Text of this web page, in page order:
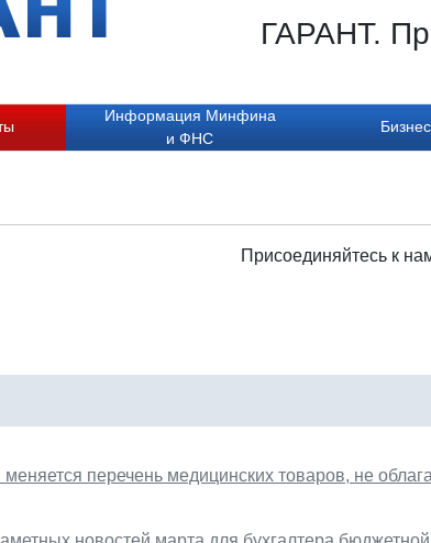
ГАРАНТ.
Информация Минфина
и ФНС
Присоединяйтесь к
меняется перечень медицинских товаров, не